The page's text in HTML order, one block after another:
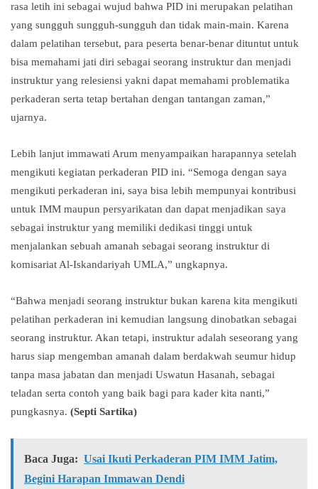
rasa letih ini sebagai wujud bahwa PID ini merupakan pelatihan
yang sungguh sungguh-sungguh dan tidak main-main. Karena
dalam pelatihan tersebut, para peserta benar-benar dituntut untuk
bisa memahami jati diri sebagai seorang instruktur dan menjadi
instruktur yang relesiensi yakni dapat memahami problematika
perkaderan serta tetap bertahan dengan tantangan zaman,”
ujarnya.
Lebih lanjut immawati Arum menyampaikan harapannya setelah
mengikuti kegiatan perkaderan PID ini. “Semoga dengan saya
mengikuti perkaderan ini, saya bisa lebih mempunyai kontribusi
untuk IMM maupun persyarikatan dan dapat menjadikan saya
sebagai instruktur yang memiliki dedikasi tinggi untuk
menjalankan sebuah amanah sebagai seorang instruktur di
komisariat Al-Iskandariyah UMLA,” ungkapnya.
“Bahwa menjadi seorang instruktur bukan karena kita mengikuti
pelatihan perkaderan ini kemudian langsung dinobatkan sebagai
seorang instruktur. Akan tetapi, instruktur adalah seseorang yang
harus siap mengemban amanah dalam berdakwah seumur hidup
tanpa masa jabatan dan menjadi Uswatun Hasanah, sebagai
teladan serta contoh yang baik bagi para kader kita nanti,”
pungkasnya. (Septi Sartika)
Baca Juga: Usai Ikuti Perkaderan PIM IMM Jatim,
Begini Harapan Immawan Dendi